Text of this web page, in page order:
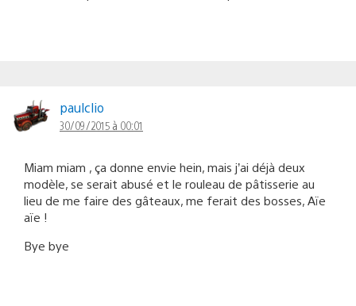
paulclio
30/09/2015 à 00:01
Miam miam , ça donne envie hein, mais j’ai déjà deux
modèle, se serait abusé et le rouleau de pâtisserie au
lieu de me faire des gâteaux, me ferait des bosses, Aïe
aïe !
Bye bye